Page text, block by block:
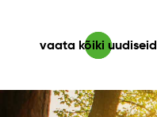
vaata kõiki uudiseid